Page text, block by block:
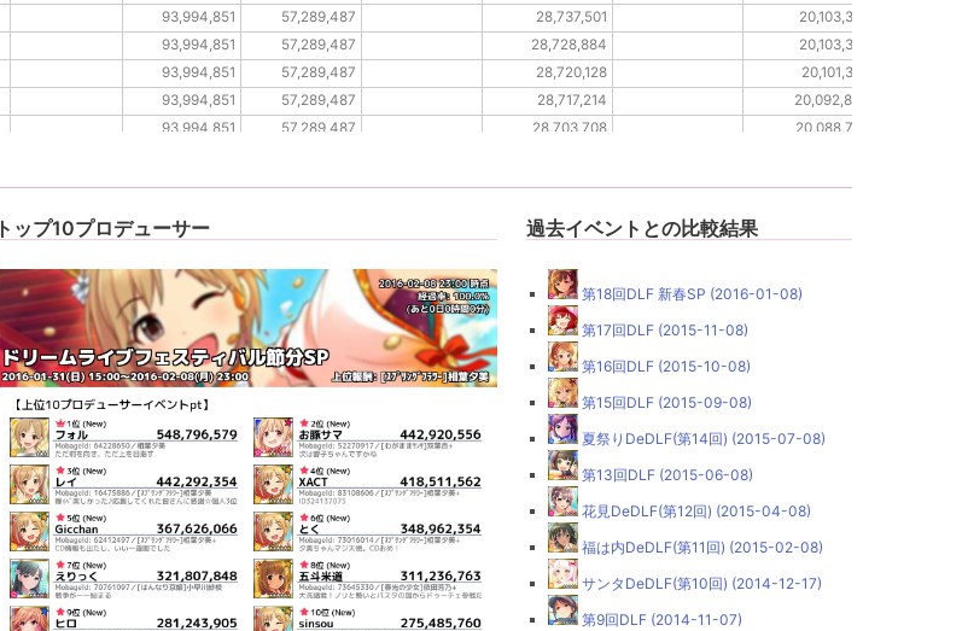
93,994,851 57,289,487 28,737,501
20,103,369
93,994,851 57,289,487 28,728,884
20,103,369
93,994,851 57,289,487 28,720,128
20,101,357
93,994,851 57,289,487 28,717,214
20,092,840
93,994,851 57,289,487 28,703,708
20,088,743
トップ10プロデューサー 過去イベントとの比較結果
第18回DLF 新春SP (2016-01-08)
第17回DLF (2015-11-08)
第16回DLF (2015-10-08)
第15回DLF (2015-09-08)
夏祭りDeDLF(第14回) (2015-07-08)
第13回DLF (2015-06-08)
花見DeDLF(第12回) (2015-04-08)
福は内DeDLF(第11回) (2015-02-08)
サンタDeDLF(第10回) (2014-12-17)
第9回DLF (2014-11-07)